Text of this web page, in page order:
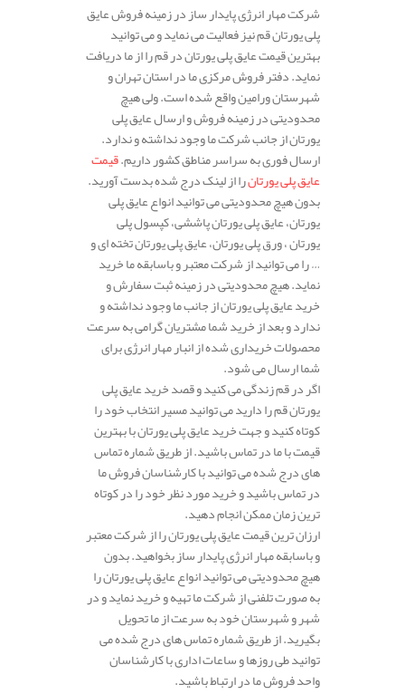
شرکت مهار انرژی پایدار ساز در زمینه فروش عایق
پلی یورتان قم نیز فعالیت می نماید و می توانید
بهترین قیمت عایق پلی یورتان در قم را از ما دریافت
نماید. دفتر فروش مرکزی ما در استان تهران و
شهرستان ورامین واقع شده است. ولی هیچ
محدودیتی در زمینه فروش و ارسال عایق پلی
یورتان از جانب شرکت ما وجود نداشته و ندارد.
ارسال فوری به سراسر مناطق کشور داریم.قیمت
عایق پلی یورتانرا از لینک درج شده بدست آورید.
بدون هیچ محدودیتی می توانید انواع عایق پلی
یورتان، عایق پلی یورتان پاششی، کپسول پلی
یورتان ، ورق پلی یورتان، عایق پلی یورتان تخته ای و
… را می توانید از شرکت معتبر و باسابقه ما خرید
نماید. هیچ محدودیتی در زمینه ثبت سفارش و
خرید عایق پلی یورتان از جانب ما وجود نداشته و
ندارد و بعد از خرید شما مشتریان گرامی به سرعت
محصولات خریداری شده از انبار مهار انرژی برای
شما ارسال می شود.
اگر در قم زندگی می کنید و قصد خرید عایق پلی
یورتان قم را دارید می توانید مسیر انتخاب خود را
کوتاه کنید و جهت خرید عایق پلی یورتان با بهترین
قیمت با ما در تماس باشید. از طریق شماره تماس
های درج شده می توانید با کارشناسان فروش ما
در تماس باشید و خرید مورد نظر خود را در کوتاه
ترین زمان ممکن انجام دهید.
ارزان ترین قیمت عایق پلی یورتان را از شرکت معتبر
و باسابقه مهار انرژی پایدار ساز بخواهید. بدون
هیچ محدودیتی می توانید انواع عایق پلی یورتان را
به صورت تلفنی از شرکت ما تهیه و خرید نماید و در
شهر و شهرستان خود به سرعت از ما تحویل
بگیرید. از طریق شماره تماس های درج شده می
توانید طی روزها و ساعات اداری با کارشناسان
واحد فروش ما در ارتباط باشید.